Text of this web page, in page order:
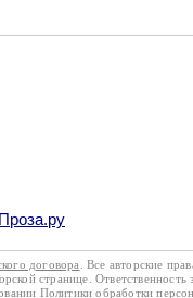
Проза.ру
договора
. Все авторские
странице. Ответственность
Политики обработки